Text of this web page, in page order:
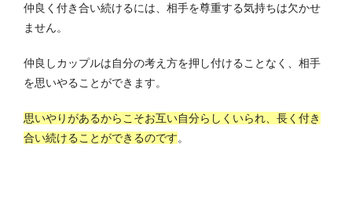
仲良く付き合い続けるには、相手を尊重する気持ちは欠かせ
ません。
仲良しカップルは自分の考え方を押し付けることなく、相手
を思いやることができます。
思いやりがあるからこそお互い自分らしくいられ、長く付き
合い続けることができるのです。